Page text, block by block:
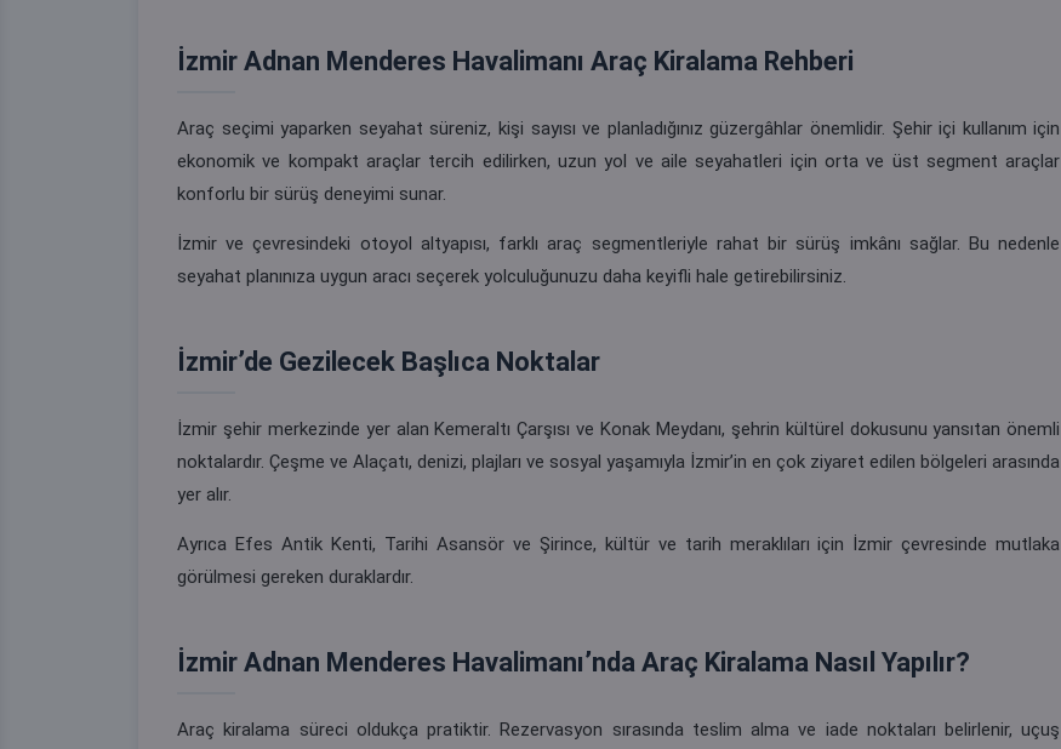
İzmir Adnan Menderes Havalimanı Araç Kiralama Rehberi
Araç seçimi yaparken seyahat süreniz, kişi sayısı ve planladığınız güzergâhlar önemlidir. Şehir içi kullanım için
ekonomik ve kompakt araçlar tercih edilirken, uzun yol ve aile seyahatleri için orta ve üst segment araçlar
konforlu bir sürüş deneyimi sunar.
İzmir ve çevresindeki otoyol altyapısı, farklı araç segmentleriyle rahat bir sürüş imkânı sağlar. Bu nedenle
seyahat planınıza uygun aracı seçerek yolculuğunuzu daha keyifli hale getirebilirsiniz.
İzmir’de Gezilecek Başlıca Noktalar
İzmir şehir merkezinde yer alan Kemeraltı Çarşısı ve Konak Meydanı, şehrin kültürel dokusunu yansıtan önemli
noktalardır. Çeşme ve Alaçatı, denizi, plajları ve sosyal yaşamıyla İzmir’in en çok ziyaret edilen bölgeleri arasında
yer alır.
Ayrıca Efes Antik Kenti, Tarihi Asansör ve Şirince, kültür ve tarih meraklıları için İzmir çevresinde mutlaka
görülmesi gereken duraklardır.
İzmir Adnan Menderes Havalimanı’nda Araç Kiralama Nasıl Yapılır?
Araç kiralama süreci oldukça pratiktir. Rezervasyon sırasında teslim alma ve iade noktaları belirlenir, uçuş